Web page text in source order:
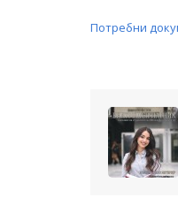
Потребни